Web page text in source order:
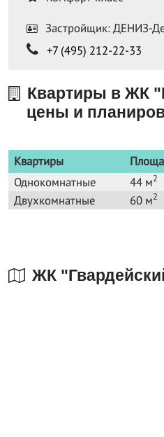
Застройщик: ДЕНИЗ-
+7 (495) 212-22-33
Квартиры в ЖК
цены и
Квартиры
Однокомнатные
44 м2
Двухкомнатные 60 м2
ЖК